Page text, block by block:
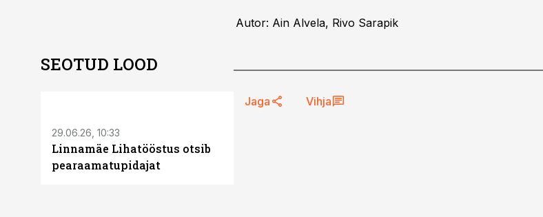
Autor: Ain Alvela, Rivo Sarapik
Jaga Vihja
SEOTUD LOOD
29.06.26, 10:33
Linnamäe Lihatööstus otsib
pearaamatupidajat